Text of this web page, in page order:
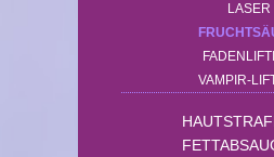
LASER
VAMPIR-